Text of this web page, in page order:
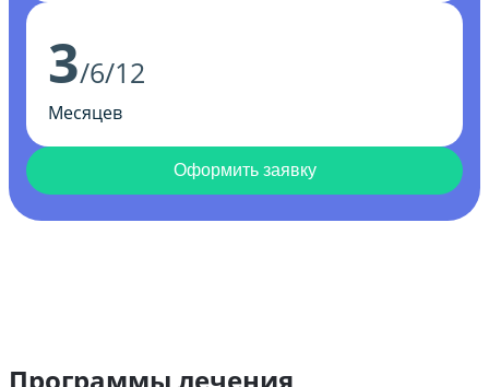
3/6/12
Месяцев
Оформить заявку
Программы лечения